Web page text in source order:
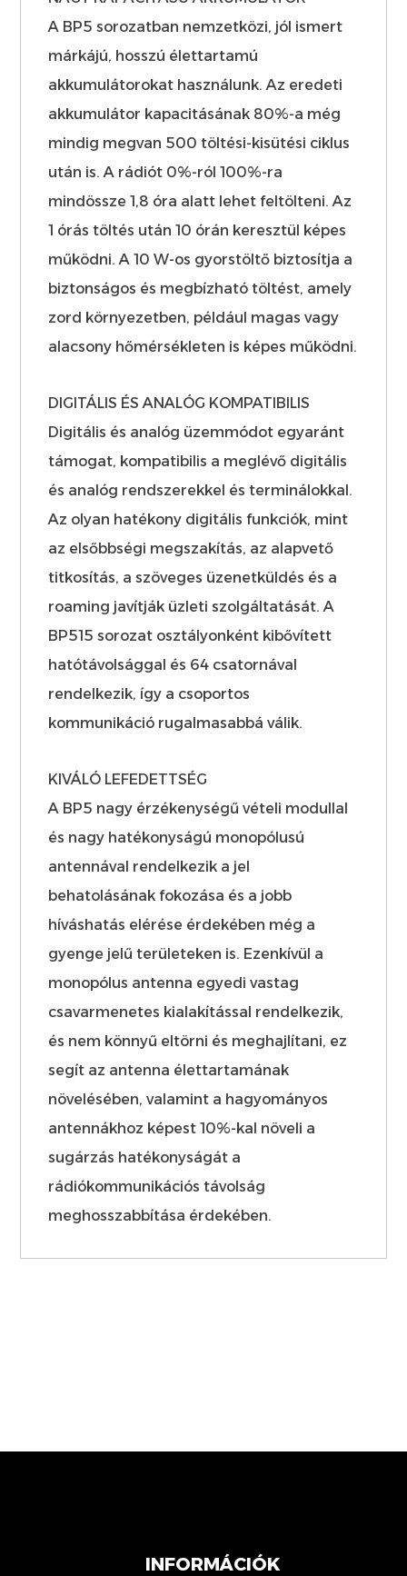
A BP5 sorozatban nemzetközi, jól ismert
márkájú, hosszú élettartamú
akkumulátorokat használunk. Az eredeti
akkumulátor kapacitásának 80%-a még
mindig megvan 500 töltési-kisütési ciklus
után is. A rádiót 0%-ról 100%-ra
mindössze 1,8 óra alatt lehet feltölteni. Az
1 órás töltés után 10 órán keresztül képes
működni. A 10 W-os gyorstöltő biztosítja a
biztonságos és megbízható töltést, amely
zord környezetben, például magas vagy
alacsony hőmérsékleten is képes működni.
DIGITÁLIS ÉS ANALÓG KOMPATIBILIS
Digitális és analóg üzemmódot egyaránt
támogat, kompatibilis a meglévő digitális
és analóg rendszerekkel és terminálokkal.
Az olyan hatékony digitális funkciók, mint
az elsőbbségi megszakítás, az alapvető
titkosítás, a szöveges üzenetküldés és a
roaming javítják üzleti szolgáltatását. A
BP515 sorozat osztályonként kibővített
hatótávolsággal és 64 csatornával
rendelkezik, így a csoportos
kommunikáció rugalmasabbá válik.
KIVÁLÓ LEFEDETTSÉG
A BP5 nagy érzékenységű vételi modullal
és nagy hatékonyságú monopólusú
antennával rendelkezik a jel
behatolásának fokozása és a jobb
híváshatás elérése érdekében még a
gyenge jelű területeken is. Ezenkívül a
monopólus antenna egyedi vastag
csavarmenetes kialakítással rendelkezik,
és nem könnyű eltörni és meghajlítani, ez
segít az antenna élettartamának
növelésében, valamint a hagyományos
antennákhoz képest 10%-kal növeli a
sugárzás hatékonyságát a
rádiókommunikációs távolság
meghosszabbítása érdekében.
INFORMÁCIÓK